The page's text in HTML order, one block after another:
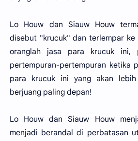
Lo Houw dan Siauw Houw
disebut "krucuk" dan terlempar ke
oranglah jasa para krucuk ini,
pertempuran-pertempuran ketika
para krucuk ini yang akan
berjuang paling depan!
Lo Houw dan Siauw Houw
menjadi berandal di perbatasan